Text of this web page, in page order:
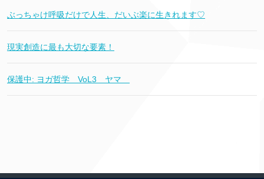
ぶっちゃけ呼吸だけで人生、だいぶ楽に生きれます♡
現実創造に最も大切な要素！
保護中: ヨガ哲学 VoL3 ヤマ